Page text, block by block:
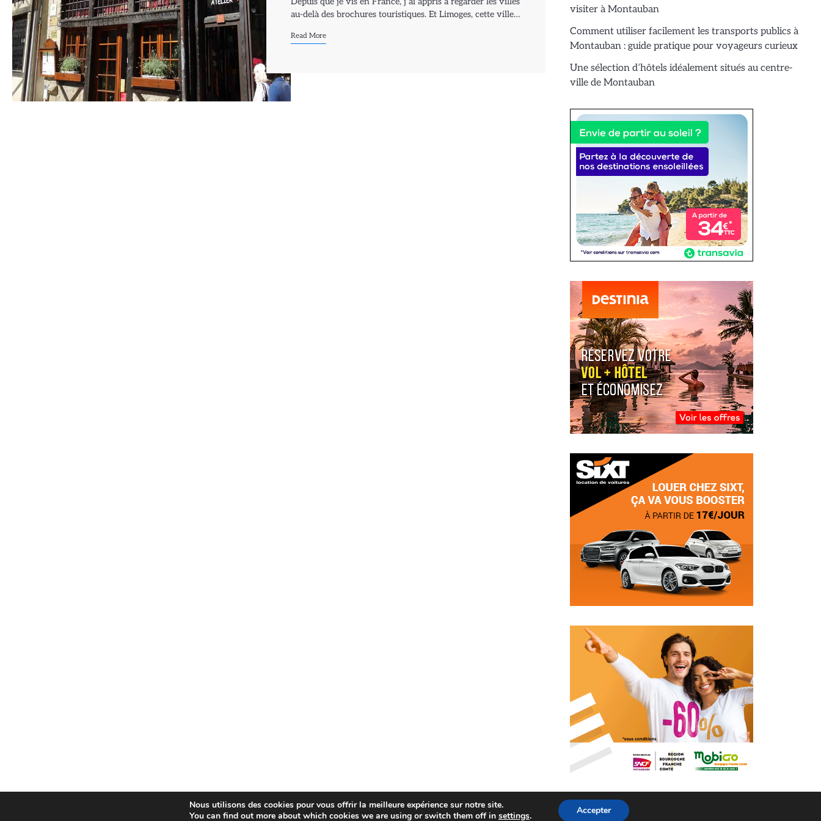
au-delà des brochures touristiques. Et Limoges, cette ville…
Read More
visiter à Montauban
Comment utiliser facilement les transports publics à
Montauban : guide pratique pour voyageurs curieux
Une sélection d’hôtels idéalement situés au centre-
ville de Montauban
Nous utilisons des cookies pour vous offrir la meilleure expérience sur notre site.
You can find out more about which cookies we are using or switch them off in settings. Accepter